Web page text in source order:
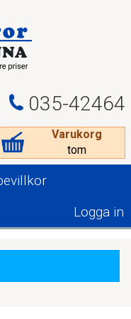
035-42464
Varukorg
tom
Logga in